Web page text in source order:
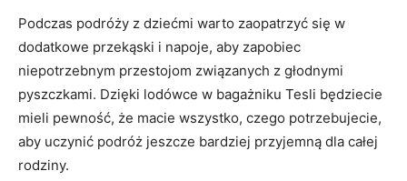
Podczas podróży z dziećmi ⁣warto⁢ zaopatrzyć się w
dodatkowe przekąski i‌ napoje, aby ​zapobiec
niepotrzebnym przestojom związanych z ​głodnymi
pyszczkami. Dzięki lodówce w bagażniku Tesli będziecie
mieli pewność,‍ że macie wszystko, czego ⁣potrzebujecie,
aby uczynić⁤ podróż jeszcze bardziej przyjemną dla‌ całej
rodziny.